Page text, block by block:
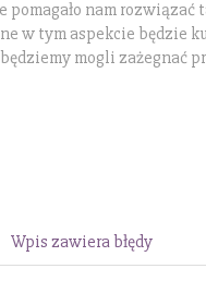
nam
w tym aspekcie będzie
mogli zażegnać
Wpis zawiera błędy